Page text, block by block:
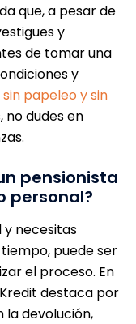
que, a pesar de
y
de tomar una
y
papeleo y sin
no dudes en
pensionista
personal?
y necesitas
puede ser
el proceso. En
destaca por
la devolución,